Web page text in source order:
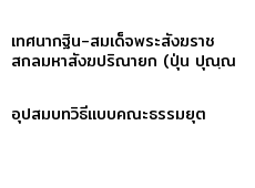
เทศนากฐิน-สมเด็จพระสังฆราช
สกลมหาสังฆปริณายก (ปุ่น ปุณฺณ
อุปสมบทวิธีแบบคณะธรรมยุต